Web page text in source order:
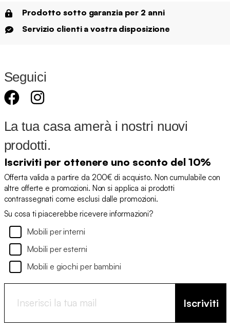
Prodotto sotto garanzia per 2 anni
Servizio clienti a vostra disposizione
Seguici
La tua casa amerà i nostri nuovi
prodotti.
Iscriviti per ottenere uno sconto del 10%
Offerta valida a partire da 200€ di acquisto. Non cumulabile con
altre offerte e promozioni. Non si applica ai prodotti
contrassegnati come esclusi dalle promozioni.
Su cosa ti piacerebbe ricevere informazioni?
Mobili per interni
Mobili per esterni
Mobili e giochi per bambini
Iscriviti